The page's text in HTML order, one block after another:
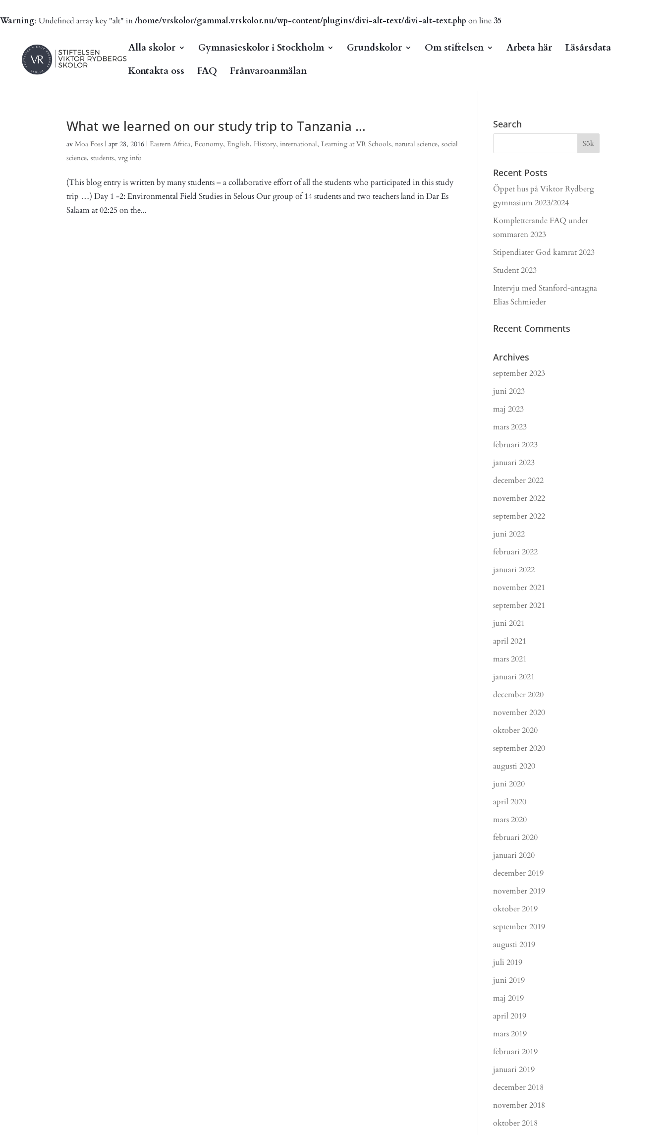
Warning: Undefined array key "alt" in/home/vrskolor/gammal.vrskolor.nu/wp-content/plugins/divi-alt-text/divi-alt-text.php on line35
Alla skolor Gymnasieskolor i Stockholm Grundskolor Om stiftelsen Arbeta här
Läsårsdata
Kontakta oss
FAQ Frånvaroanmälan
What we learned on our study trip to Tanzania …
avMoa Foss |apr 28, 2016 |Eastern Africa,Economy,English,History,international,Learning at VR Schools,natural science,social
science,students,vrg info
(This blog entry is written by many students – a collaborative effort of all the students who participated in this study
trip …) Day 1 -2: Environmental Field Studies in Selous Our group of 14 students and two teachers land in Dar Es
Salaam at 02:25 on the...
Search
Recent Posts
Öppet hus på Viktor Rydberg
gymnasium 2023/2024
Kompletterande FAQ under
sommaren 2023
Stipendiater God kamrat 2023
Student 2023
Intervju med Stanford-antagna
Elias Schmieder
Recent Comments
Archives
september 2023
juni 2023
maj 2023
mars 2023
februari 2023
januari 2023
december 2022
november 2022
september 2022
juni 2022
februari 2022
januari 2022
november 2021
september 2021
juni 2021
april 2021
mars 2021
januari 2021
december 2020
november 2020
oktober 2020
september 2020
augusti 2020
juni 2020
april 2020
mars 2020
februari 2020
januari 2020
december 2019
november 2019
oktober 2019
september 2019
augusti 2019
juli 2019
juni 2019
maj 2019
april 2019
mars 2019
februari 2019
januari 2019
december 2018
november 2018
oktober 2018